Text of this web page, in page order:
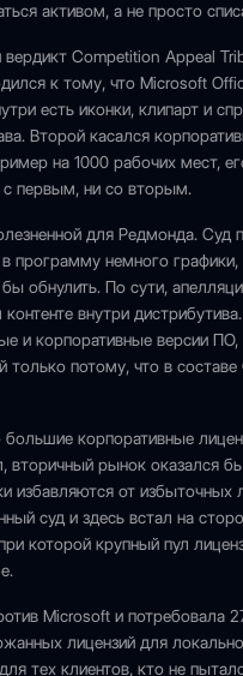
активом, а не просто
Competition Appeal
к тому, что Microsoft
есть иконки, клипарт и
Второй касался
на 1000 рабочих мест,
с первым, ни со вторым.
для Редмонда. Суд
программу немного
обнулить. По сути,
внутри
и корпоративные версии ПО,
только потому, что в
корпоративные
рынок оказался
избавляются от избыточных
суд и здесь встал на
которой крупный пул
Microsoft и потребовала
лицензий для
тех клиентов, кто не